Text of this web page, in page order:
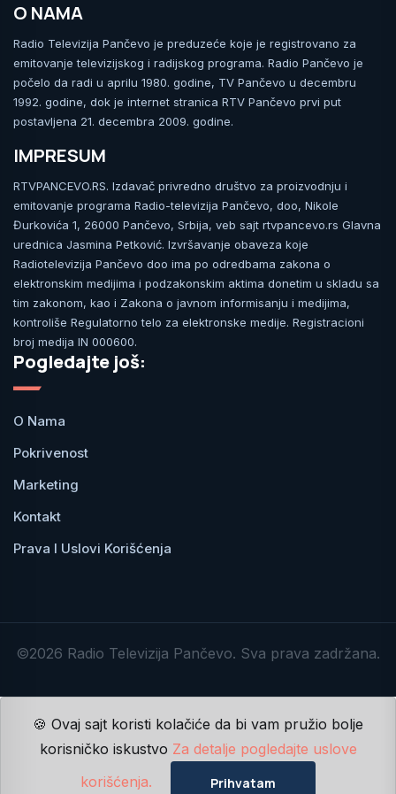
O NAMA
Radio Televizija Pančevo je preduzeće koje je registrovano za
emitovanje televizijskog i radijskog programa. Radio Pančevo je
počelo da radi u aprilu 1980. godine, TV Pančevo u decembru
1992. godine, dok je internet stranica RTV Pančevo prvi put
postavljena 21. decembra 2009. godine.
IMPRESUM
RTVPANCEVO.RS. Izdavač privredno društvo za proizvodnju i
emitovanje programa Radio-televizija Pančevo, doo, Nikole
Đurkovića 1, 26000 Pančevo, Srbija, veb sajt rtvpancevo.rs Glavna
urednica Jasmina Petković. Izvršavanje obaveza koje
Radiotelevizija Pančevo doo ima po odredbama zakona o
elektronskim medijima i podzakonskim aktima donetim u skladu sa
tim zakonom, kao i Zakona o javnom informisanju i medijima,
kontroliše Regulatorno telo za elektronske medije. Registracioni
broj medija IN 000600.
Pogledajte još:
O Nama
Pokrivenost
Marketing
Kontakt
Prava I Uslovi Korišćenja
©2026 Radio Televizija Pančevo. Sva prava zadržana.
🍪 Ovaj sajt koristi kolačiće da bi vam pružio bolje
korisničko iskustvo Za detalje pogledajte uslove
korišćenja.
Prihvatam